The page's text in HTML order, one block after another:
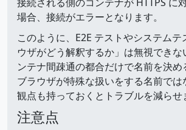
場合、接続がエラーとなります。
このように、E2E テストやシステムテ
ウザがどう解釈するか」は無視できな
ンテナ間疎通の都合だけで名前を決め
ブラウザが特殊な扱いをする名前では
観点も持っておくとトラブルを減らせ
注意点